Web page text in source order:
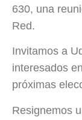
630, una
Red.
Invitamos a
interesados
próximas
Resignemos